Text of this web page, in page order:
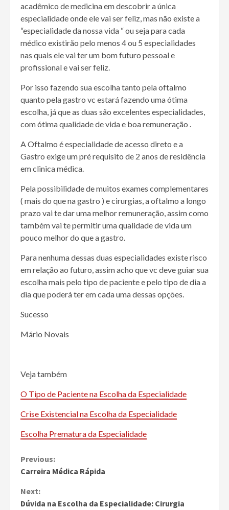
acadêmico de medicina em descobrir a única
especialidade onde ele vai ser feliz, mas não existe a
“especialidade da nossa vida “ ou seja para cada
médico existirão pelo menos 4 ou 5 especialidades
nas quais ele vai ter um bom futuro pessoal e
profissional e vai ser feliz.
Por isso fazendo sua escolha tanto pela oftalmo
quanto pela gastro vc estará fazendo uma ótima
escolha, já que as duas são excelentes especialidades,
com ótima qualidade de vida e boa remuneração .
A Oftalmo é especialidade de acesso direto e a
Gastro exige um pré requisito de 2 anos de residência
em clinica médica.
Pela possibilidade de muitos exames complementares
( mais do que na gastro ) e cirurgias, a oftalmo a longo
prazo vai te dar uma melhor remuneração, assim como
também vai te permitir uma qualidade de vida um
pouco melhor do que a gastro.
Para nenhuma dessas duas especialidades existe risco
em relação ao futuro, assim acho que vc deve guiar sua
escolha mais pelo tipo de paciente e pelo tipo de dia a
dia que poderá ter em cada uma dessas opções.
Sucesso
Mário Novais
Veja também
O Tipo de Paciente na Escolha da Especialidade
Crise Existencial na Escolha da Especialidade
Escolha Prematura da Especialidade
Continue
Previous:
Carreira Médica Rápida
Next:
Dúvida na Escolha da Especialidade: Cirurgia